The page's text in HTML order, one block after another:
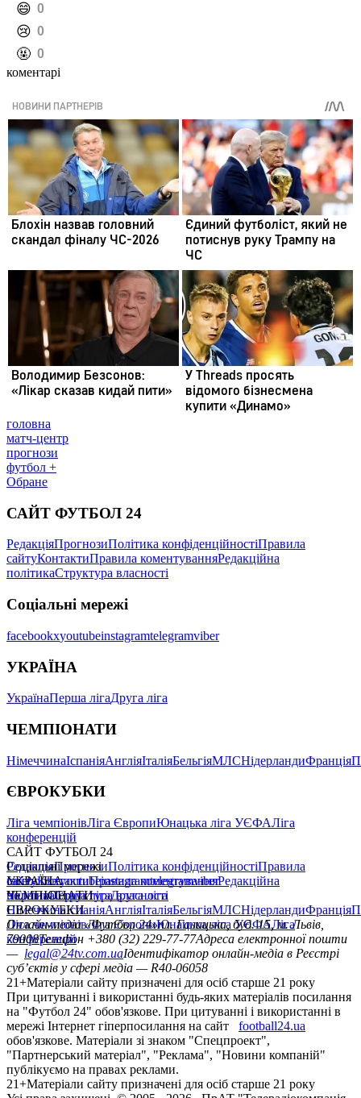
️😄 0
️😢 0
️🤬 0
коментарі
головна
матч-центр
прогнози
футбол +
Обране
САЙТ ФУТБОЛ 24
РедакціяПрогнозиПолітика конфіденційностіПравила
сайтуКонтактиПравила коментуванняРедакційна
політикаСтруктура власності
Соціальні мережі
facebookxyoutubeinstagramtelegramviber
УКРАЇНА
УкраїнаПерша лігаДруга ліга
ЧЕМПІОНАТИ
НімеччинаІспаніяАнгліяІталіяБельгіяМЛСНідерландиФранція
ЄВРОКУБКИ
Ліга чемпіонівЛіга ЄвропиЮнацька ліга УЄФАЛіга
конференцій
САЙТ ФУТБОЛ 24
РедакціяПрогнозиПолітика конфіденційностіПравила
сайтуКонтактиПравила коментуванняРедакційна
політикаСтруктура власності
Соціальні мережі
facebookxyoutubeinstagramtelegramviber
УКРАЇНА
УкраїнаПерша лігаДруга ліга
ЧЕМПІОНАТИ
НімеччинаІспаніяАнгліяІталіяБельгіяМЛСНідерландиФранція
ЄВРОКУБКИ
Ліга чемпіонівЛіга ЄвропиЮнацька ліга УЄФАЛіга
конференцій
Онлайн-медіа «Футбол 24»пл. Галицька, буд. 15, м. Львів,
79008Телефон +380 (32) 229-77-77Адреса електронної пошти
— legal@24tv.com.uaІдентифікатор онлайн-медіа в Реєстрі
суб’єктів у сфері медіа — R40-06058
21+Матеріали сайту призначені для осіб старше 21 року
При цитуванні і використанні будь-яких матеріалів посилання
на "Футбол 24" обов'язкове. При цитуванні і використанні в
мережі Інтернет гіперпосилання на сайт
football24.ua
обов'язкове. Матеріали зі знаком "Спецпроект",
"Партнерський матеріал", "Реклама", "Новини компаній"
публікуємо на правах реклами.
21+Матеріали сайту призначені для осіб старше 21 року